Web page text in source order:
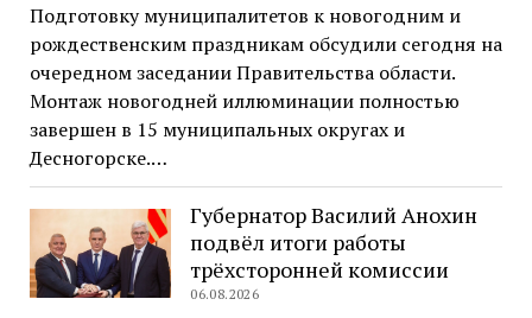
Подготовку муниципалитетов к новогодним и
рождественским праздникам обсудили сегодня на
очередном заседании Правительства области.
Монтаж новогодней иллюминации полностью
завершен в 15 муниципальных округах и
Десногорске.…
Губернатор Василий Анохин
подвёл итоги работы
трёхсторонней комиссии
06.08.2026